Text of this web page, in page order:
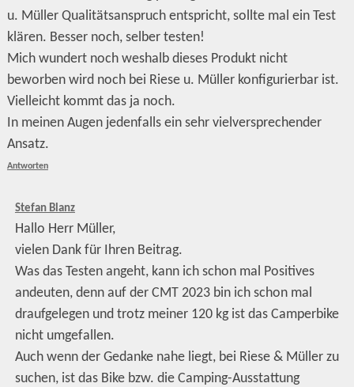
u. Müller Qualitätsanspruch entspricht, sollte mal ein Test
klären. Besser noch, selber testen!
Mich wundert noch weshalb dieses Produkt nicht
beworben wird noch bei Riese u. Müller konfigurierbar ist.
Vielleicht kommt das ja noch.
In meinen Augen jedenfalls ein sehr vielversprechender
Ansatz.
Antworten
Stefan Blanz
Hallo Herr Müller,
vielen Dank für Ihren Beitrag.
Was das Testen angeht, kann ich schon mal Positives
andeuten, denn auf der CMT 2023 bin ich schon mal
draufgelegen und trotz meiner 120 kg ist das Camperbike
nicht umgefallen.
Auch wenn der Gedanke nahe liegt, bei Riese & Müller zu
suchen, ist das Bike bzw. die Camping-Ausstattung